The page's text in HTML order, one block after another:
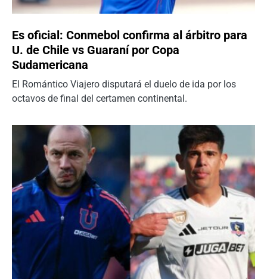
Es oficial: Conmebol confirma al árbitro para
U. de Chile vs Guaraní por Copa
Sudamericana
El Romántico Viajero disputará el duelo de ida por los
octavos de final del certamen continental.